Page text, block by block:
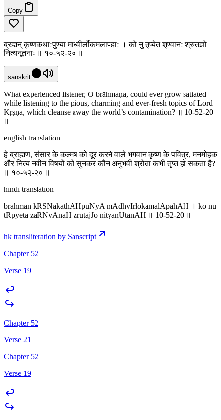
Copy
ब्रह्मन् कृष्णकथाःपुण्या माध्वीर्लोकमलापहाः । को नु तृप्येत श‍ृण्वानः श्रुतज्ञो
नित्यनूतनाः ॥ १०-५२-२० ॥
sanskrit
What experienced listener, O brāhmaṇa, could ever grow satiated
while listening to the pious, charming and ever-fresh topics of Lord
Kṛṣṇa, which cleanse away the world’s contamination? ॥ 10-52-20
॥
english translation
हे ब्राह्मण, संसार के कल्मष को दूर करने वाले भगवान कृष्ण के पवित्र, मनमोहक
और नित्य नवीन विषयों को सुनकर कौन अनुभवी श्रोता कभी तृप्त हो सकता है?
॥ १०-५२-२० ॥
hindi translation
brahman kRSNakathAHpuNyA mAdhvIrlokamalApahAH । ko nu
tRpyeta za‍RNvAnaH zrutajJo nityanUtanAH ॥ 10-52-20 ॥
hk transliteration by Sanscript
Chapter 52
Verse 19
Chapter 52
Verse 21
Chapter 52
Verse 19